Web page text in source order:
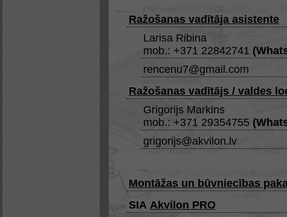
Ražošanas vadītāja asistente
Larisa Ribina
mob.: +371 22842741 (
rencenu7@gmail.com
Ražošanas vadītājs / valdes
Grigorijs Markins
mob.: +371 29354755 (
grigorijs@akvilon.lv
Montāžas un būvniecības
SIA Akvilon PRO